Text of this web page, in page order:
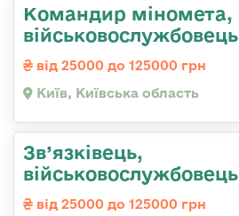
Командиp міномета,
військовослужбовець
від 25000 до 125000 грн
Київ, Київська область
Зв’язківець,
військовослужбовець
від 25000 до 125000 грн